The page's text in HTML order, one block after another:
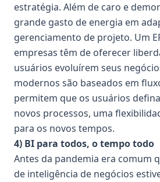
estratégia. Além de caro e
grande gasto de energia em
gerenciamento de projeto. Um
empresas têm de oferecer
usuários evoluírem seus
modernos são baseados em
permitem que os usuários
novos processos, uma
para os novos tempos.
4) BI para todos, o tempo todo
Antes da pandemia era comum
de inteligência de negócios